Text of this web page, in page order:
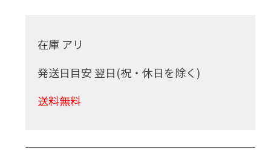
在庫 アリ
発送日目安 翌日(祝・休日を除く)
送料無料